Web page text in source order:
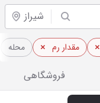
شیراز
مقدار رم محله
فروشگاهی